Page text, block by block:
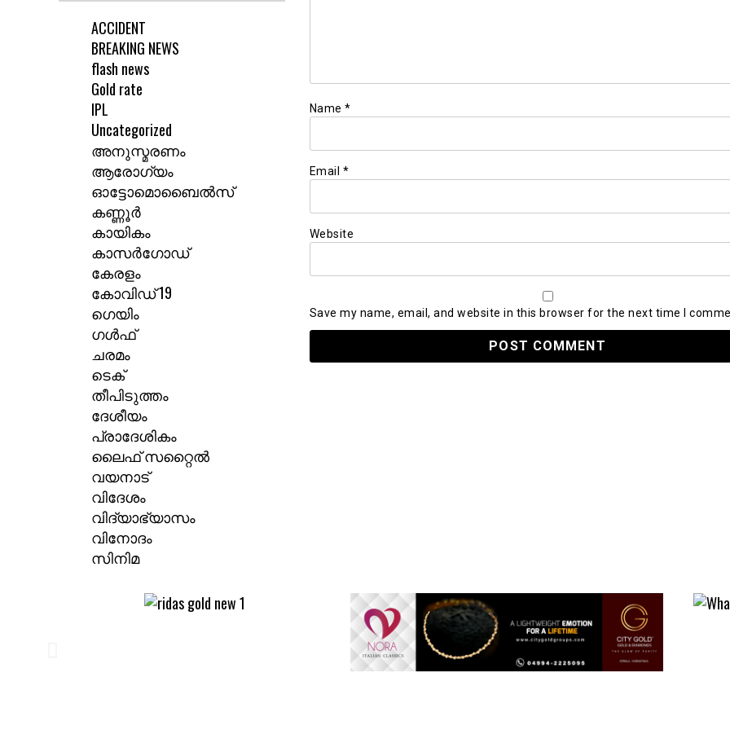
Name *
Email *
Website
Save my name, email, and website in this browser for the next time I
ACCIDENT
BREAKING NEWS
flash news
Gold rate
IPL
Uncategorized
അനുസ്മരണം
ആരോഗ്യം
ഓട്ടോമൊബൈൽസ്
കണ്ണൂർ
കായികം
കാസർഗോഡ്
കേരളം
കോവിഡ് 19
ഗെയിം
ഗൾഫ്
ചരമം
ടെക്
തീപിടുത്തം
ദേശീയം
പ്രാദേശികം
ലൈഫ് സറ്റൈൽ
വയനാട്
വിദേശം
വിദ്യാഭ്യാസം
വിനോദം
സിനിമ